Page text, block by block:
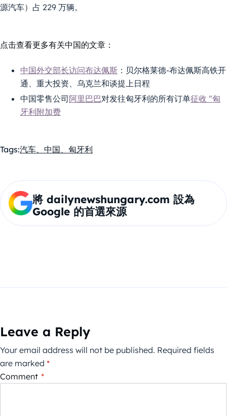
源汽车）占 229 万辆。
点击查看更多有关中国的文章：
中国外交部长访问布达佩斯 ：贝尔格莱德-布达佩斯高铁开
通、重大投资、乌克兰和谈提上日程
中国零售公司阿里巴巴对发往匈牙利的所有订单征收 “匈
牙利附加费
Tags:汽车、中国、匈牙利
將 dailynewshungary.com 設為
Google 的首選來源
Leave a Reply
Your email address will not be published. Required fields
are marked *
Comment *